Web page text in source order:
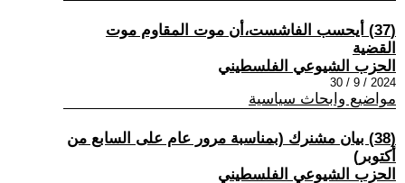
(37) أيحسب الفاشست،أن موت المقاوم موت
القضية
الحزب الشيوعي الفلسطيني
2024 / 9 / 30
مواضيع وابحاث سياسية
(38) بيان مشنرك (بمناسبة مرور عام على السابع من
أكتوبر)
الحزب الشيوعي الفلسطيني